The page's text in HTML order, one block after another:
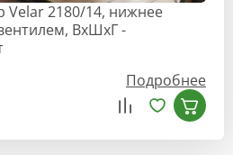
Velar 2180/14, нижнее
ВхШхГ -
Подробнее